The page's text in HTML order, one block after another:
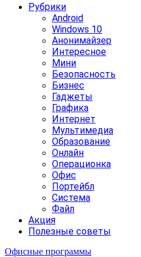
Рубрики
Android
Windows 10
Анонимайзер
Интересное
Мини
Безопасность
Бизнес
Гаджеты
Графика
Интернет
Мультимедиа
Образование
Онлайн
Операционка
Офис
Портейбл
Система
Файл
Акция
Полезные советы
Офисные программы